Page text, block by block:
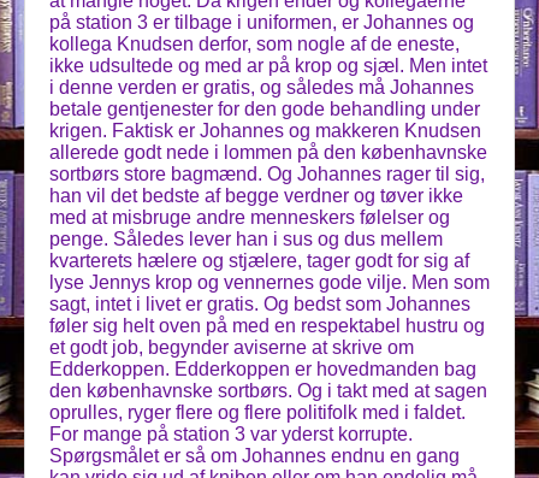
på station 3 er tilbage i uniformen, er Johannes og
kollega Knudsen derfor, som nogle af de eneste,
ikke udsultede og med ar på krop og sjæl. Men intet
i denne verden er gratis, og således må Johannes
betale gentjenester for den gode behandling under
krigen. Faktisk er Johannes og makkeren Knudsen
allerede godt nede i lommen på den københavnske
sortbørs store bagmænd. Og Johannes rager til sig,
han vil det bedste af begge verdner og tøver ikke
med at misbruge andre menneskers følelser og
penge. Således lever han i sus og dus mellem
kvarterets hælere og stjælere, tager godt for sig af
lyse Jennys krop og vennernes gode vilje. Men som
sagt, intet i livet er gratis. Og bedst som Johannes
føler sig helt oven på med en respektabel hustru og
et godt job, begynder aviserne at skrive om
Edderkoppen. Edderkoppen er hovedmanden bag
den københavnske sortbørs. Og i takt med at sagen
oprulles, ryger flere og flere politifolk med i faldet.
For mange på station 3 var yderst korrupte.
Spørgsmålet er så om Johannes endnu en gang